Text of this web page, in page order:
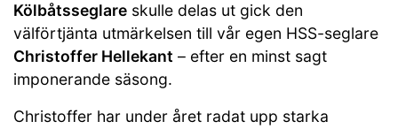
Kölbåtsseglare skulle delas ut gick den
välförtjänta utmärkelsen till vår egen HSS-seglare
Christoffer Hellekant – efter en minst sagt
imponerande säsong.
Christoffer har under året radat upp starka